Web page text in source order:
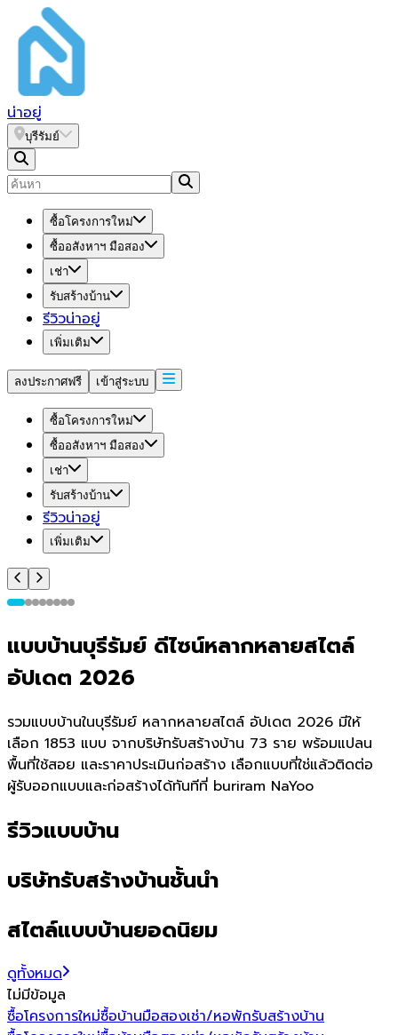
น่าอยู่
บุรีรัมย์
ซื้อโครงการใหม่
ซื้ออสังหาฯ มือสอง
เช่า
รับสร้างบ้าน
รีวิวน่าอยู่
เพิ่มเติม
ลงประกาศฟรี เข้าสู่ระบบ
ซื้อโครงการใหม่
ซื้ออสังหาฯ มือสอง
เช่า
รับสร้างบ้าน
รีวิวน่าอยู่
เพิ่มเติม
แบบบ้านบุรีรัมย์ ดีไซน์หลากหลายสไตล์
อัปเดต 2026
รวมแบบบ้านในบุรีรัมย์ หลากหลายสไตล์ อัปเดต 2026 มีให้
เลือก 1853 แบบ จากบริษัทรับสร้างบ้าน 73 ราย พร้อมแปลน
พื้นที่ใช้สอย และราคาประเมินก่อสร้าง เลือกแบบที่ใช่แล้วติดต่อ
ผู้รับออกแบบและก่อสร้างได้ทันทีที่ buriram NaYoo
รีวิวแบบบ้าน
บริษัทรับสร้างบ้านชั้นนำ
สไตล์แบบบ้านยอดนิยม
ดูทั้งหมด
ไม่มีข้อมูล
ซื้อโครงการใหม่ซื้อบ้านมือสองเช่า/หอพักรับสร้างบ้าน